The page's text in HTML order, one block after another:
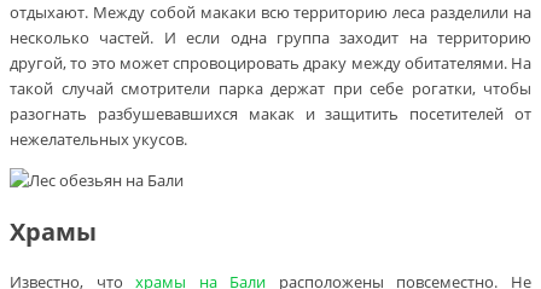
отдыхают. Между собой макаки всю территорию леса разделили на
несколько частей. И если одна группа заходит на территорию
другой, то это может спровоцировать драку между обитателями. На
такой случай смотрители парка держат при себе рогатки, чтобы
разогнать разбушевавшихся макак и защитить посетителей от
нежелательных укусов.
Храмы
Известно, чтохрамы на Бали расположены повсеместно. Не